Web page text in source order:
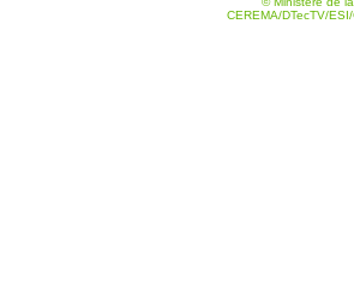
CEREMA/DTecTV/